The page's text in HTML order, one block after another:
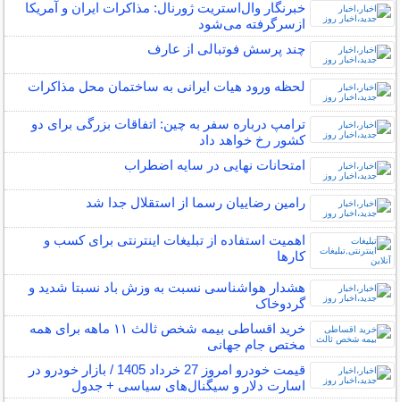
خبرنگار وال‌استریت ژورنال: مذاکرات ایران و آمریکا
ازسرگرفته می‌شود
چند پرسش فوتبالی از عارف
لحظه ورود هیات ایرانی به ساختمان محل مذاکرات
ترامپ درباره سفر به چین: اتفاقات بزرگی برای دو
کشور رخ خواهد داد
امتحانات نهایی در سایه اضطراب
رامین رضاییان رسما از استقلال جدا شد
اهمیت استفاده از تبلیغات اینترنتی برای کسب و
کارها
هشدار هواشناسی نسبت به وزش باد نسبتا شدید و
گردوخاک
خرید اقساطی بیمه شخص ثالث ۱۱ ماهه برای همه
مختص جام جهانی
قیمت خودرو امروز 27 خرداد 1405 / بازار خودرو در
اسارت دلار و سیگنال‌های سیاسی + جدول